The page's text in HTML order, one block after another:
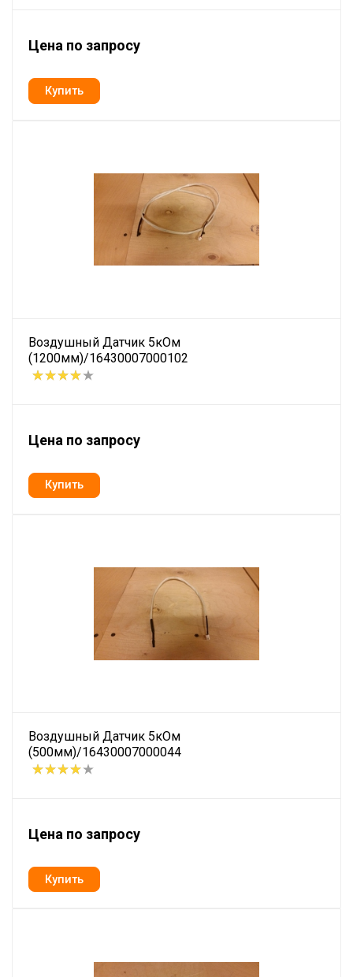
Цена по запросу
Воздушный Датчик 5кОм
(1200мм)/16430007000102
Цена по запросу
Воздушный Датчик 5кОм
(500мм)/16430007000044
Цена по запросу